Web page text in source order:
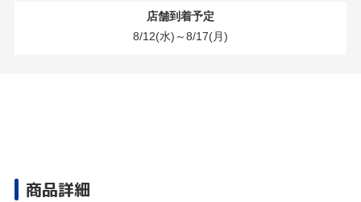
店舗到着予定
8/12(水)～8/17(月)
商品詳細